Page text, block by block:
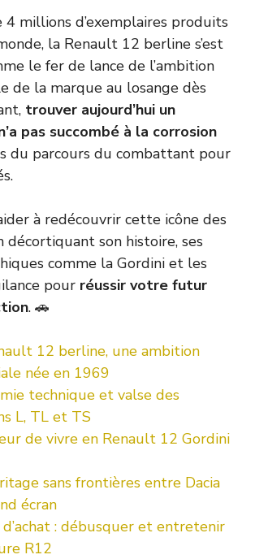
4 millions d’exemplaires produits
la Renault 12 berline s’est
le fer de lance de l’ambition
de la marque au losange dès
trouver aujourd’hui un
pas succombé à la corrosion
du parcours du combattant pour
à redécouvrir cette icône des
décortiquant son histoire, ses
comme la Gordini et les
pour réussir votre futur
. 🚗
12 berline, une ambition
née en 1969
technique et valse des
L, TL et TS
de vivre en Renault 12 Gordini
sans frontières entre Dacia
écran
: débusquer et entretenir
R12